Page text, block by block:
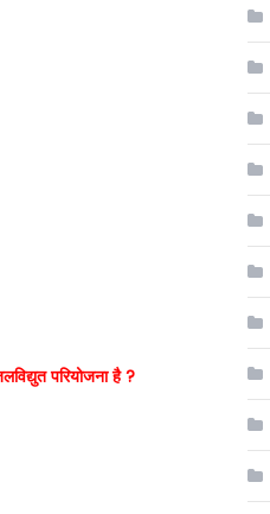
परियोजना है ?